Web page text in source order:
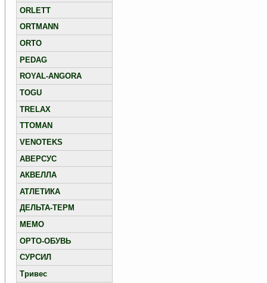
ORLETT
ORTMANN
ORTO
PEDAG
ROYAL-ANGORA
TOGU
TRELAX
TTOMAN
VENOTEKS
АВЕРСУС
АКВЕЛЛА
АТЛЕТИКА
ДЕЛЬТА-ТЕРМ
МЕМО
ОРТО-ОБУВЬ
СУРСИЛ
Тривес